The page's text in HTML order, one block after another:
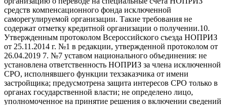
средств компенсационного фонда исключенной
саморегулируемой организации. Такие требования не
содержат отметку кредитной организации о получении.10.
Утвержденным протоколом Всероссийского съезда НОПРИЗ
от 25.11.2014 г. №1 в редакции, утвержденной протоколом от
26.04.2019 7. №7 уставом национального объединения: не
установлена ответственность НОПРИЗ за члена исключенной
СРО, исполнявшего функции техзаказчика от имени
застройщика; предусмотрена защита интересов СРО только в
органах государственной власти; не определено лицо,
уполномоченное на принятие решения о включении сведений